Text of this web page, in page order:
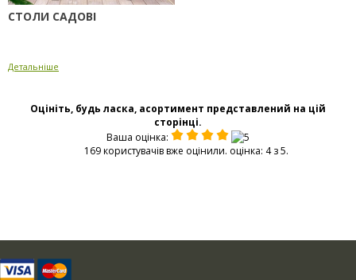
СТОЛИ САДОВІ
Детальніше
Оцініть, будь ласка, асортимент представлений на цій
сторінці.
Ваша оцінка:
169 користувачів вже оцінили. оцінка: 4 з 5.